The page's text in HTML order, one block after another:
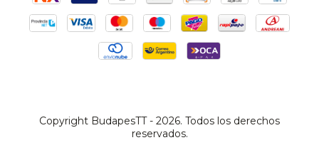
Copyright BudapesTT - 2026. Todos los derechos
reservados.